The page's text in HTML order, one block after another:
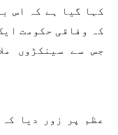
کہا گیا ہے کہ اس
کہ وفاقی حکومت
جس سے سینکڑوں
عظم پر زور دیا